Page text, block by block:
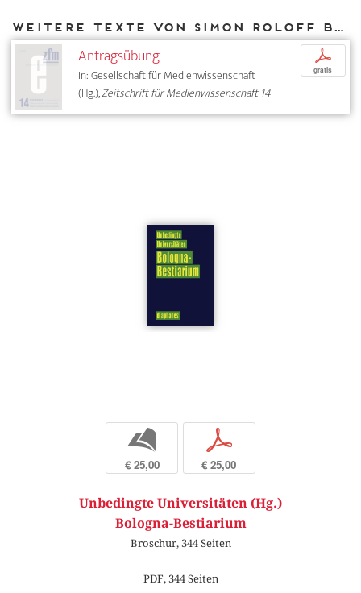
Weitere Texte von Simon Roloff bei DIAPHANES
Antragsübung
In: Gesellschaft für Medienwissenschaft
(Hg.),Zeitschrift für Medienwissenschaft 14
p
gratis
b
€ 25,00
p
€ 25,00
Unbedingte Universitäten (Hg.)
Bologna-Bestiarium
Broschur, 344 Seiten
PDF, 344 Seiten